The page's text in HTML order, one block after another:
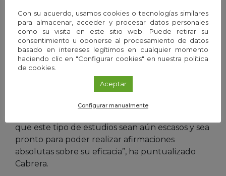
Para finalizar, esta joven investigadora ha
indicado que existen estudios recientes con
técnicas más innovadoras como la realidad
virtual, la TMS (estimulación magnética
transcraneal) y la tdcs (estimulación transcraneal
por corriente directa) que también parecen
indicar mejoras en estos pacientes. “Sin embargo,
el alto coste de estos tratamientos y el difícil
que este tipo de estudios sean aún escasos y sea
pronto para poder realizar afirmaciones
absolutas sobre su eficacia”, ha puntualizado
Cabrera.
Con su acuerdo, usamos cookies o tecnologías similares
para almacenar, acceder y procesar datos personales
como su visita en este sitio web. Puede retirar su
consentimiento u oponerse al procesamiento de datos
basado en intereses legítimos en cualquier momento
haciendo clic en "Configurar cookies" en nuestra política
de cookies.
Aceptar
Configurar manualmente